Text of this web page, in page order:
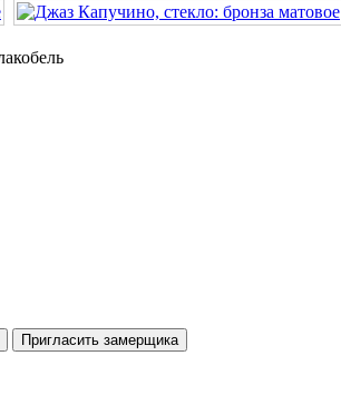
Пригласить замерщика